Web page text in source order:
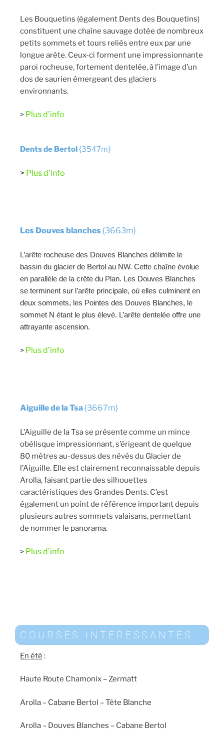
Les Bouquetins (également Dents des Bouquetins)
constituent une chaîne sauvage dotée de nombreux
petits sommets et tours reliés entre eux par une
longue arête. Ceux-ci forment une impressionnante
paroi rocheuse, fortement dentelée, à l’image d’un
dos de saurien émergeant des glaciers
environnants.
> Plus d’info
Dents de Bertol{3547m}
> Plus d’info
Les Douves blanches {3663m}
L’arête rocheuse des Douves Blanches délimite le
bassin du glacier de Bertol au NW. Cette chaîne évolue
en parallèle de la crête du Plan. Les Douves Blanches
se terminent sur l’arête principale, où elles culminent en
deux sommets, les Pointes des Douves Blanches, le
sommet N étant le plus élevé. L’arête dentelée offre une
attrayante ascension.
> Plus d’info
Aiguille de la Tsa{3667m}
L’Aiguille de la Tsa se présente comme un mince
obélisque impressionnant, s’érigeant de quelque
80 mètres au-dessus des névés du Glacier de
l’Aiguille. Elle est clairement reconnaissable depuis
Arolla, faisant partie des silhouettes
caractéristiques des Grandes Dents. C’est
également un point de référence important depuis
plusieurs autres sommets valaisans, permettant
de nommer le panorama.
> Plus d’info
COURSES INTERESSANTES
En été :
Haute Route Chamonix – Zermatt
Arolla – Cabane Bertol – Tête Blanche
Arolla – Douves Blanches – Cabane Bertol